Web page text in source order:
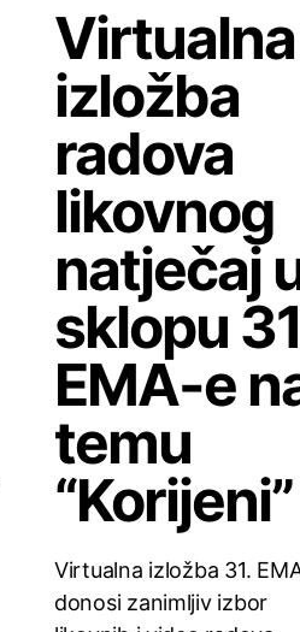
Virtualna
izložba
radova
likovnog
natječaj
sklopu
EMA-e
temu
“Korijeni”
Virtualna izložba 31.
donosi zanimljiv izbor